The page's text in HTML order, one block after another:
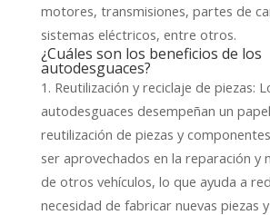
motores, transmisiones, partes de
sistemas eléctricos, entre otros.
¿Cuáles son los beneficios de los
autodesguaces?
1. Reutilización y reciclaje de piezas:
autodesguaces desempeñan un
reutilización de piezas y
ser aprovechados en la reparación y
de otros vehículos, lo que ayuda a
necesidad de fabricar nuevas piezas